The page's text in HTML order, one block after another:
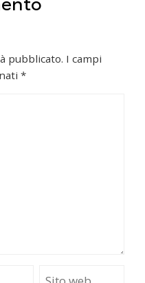
pubblicato. I campi
*